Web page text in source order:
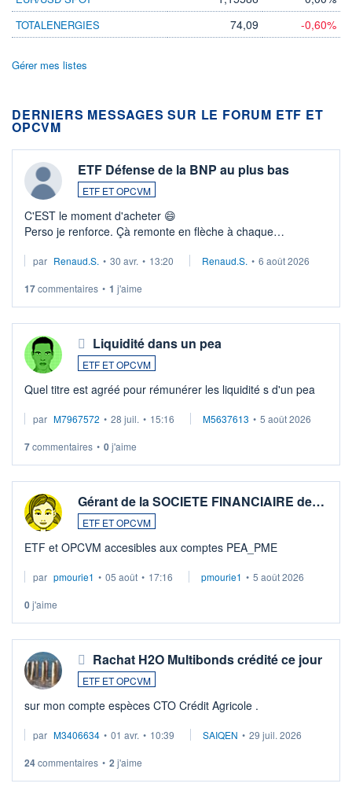
TOTALENERGIES 74,09 -0,60%
Gérer mes listes
DERNIERS MESSAGES SUR LE FORUM ETF ET
OPCVM
ETF Défense de la BNP au plus bas
ETF ET OPCVM
C'EST le moment d'acheter 😄​
Perso je renforce. Çà remonte en flèche à chaque
Investissement long terme tip top pour sa retraite.
par Renaud.S. • 30 avr. • 13:20 Renaud.S. • 6 août 2026
17commentaires • 1 j'aime
Liquidité dans un pea
ETF ET OPCVM
Quel titre est agréé pour rémunérer les liquidité s d'un pea
par M7967572 • 28 juil. • 15:16 M5637613 • 5 août 2026
7commentaires • 0j'aime
Gérant de la SOCIETE FINANCIAIRE de…
ETF ET OPCVM
ETF et OPCVM accesibles aux comptes PEA_PME
par pmourie1 • 05 août • 17:16 pmourie1 • 5 août 2026
0j'aime
Rachat H2O Multibonds crédité ce jour
ETF ET OPCVM
sur mon compte espèces CTO Crédit Agricole .
par M3406634 • 01 avr. • 10:39 SAIQEN • 29 juil. 2026
24commentaires • 2 j'aime